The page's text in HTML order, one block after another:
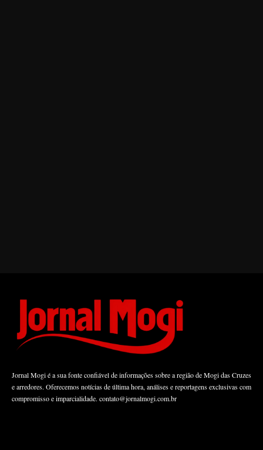
Jornal Mogi é a sua fonte confiável de informações sobre a região de Mogi das Cruzes
e arredores. Oferecemos notícias de última hora, análises e reportagens exclusivas com
compromisso e imparcialidade. contato@jornalmogi.com.br